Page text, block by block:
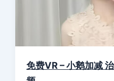
免费VR – 小鹅加减